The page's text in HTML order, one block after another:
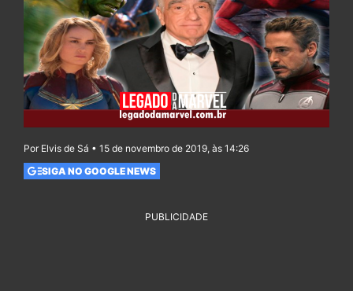
Por Elvis de Sá • 15 de novembro de 2019, às 14:26
SIGA NO GOOGLE NEWS
PUBLICIDADE